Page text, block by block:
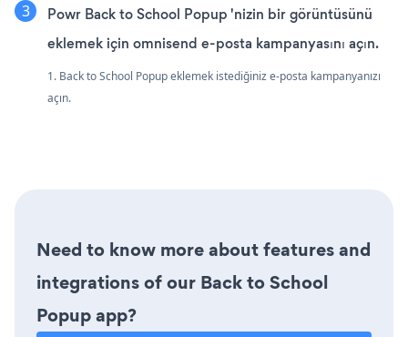
Powr Back to School Popup 'nizin bir görüntüsünü
eklemek için omnisend e-posta kampanyasını açın.
1. Back to School Popup eklemek istediğiniz e-posta kampanyanızı
açın.
Need to know more about features and
integrations of our Back to School
Popup app?